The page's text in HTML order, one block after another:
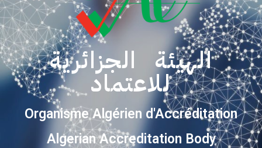
الهيئة الجزائرية
للاعتماد
Organisme Algérien d'Accréditation
Algerian Accreditation Body